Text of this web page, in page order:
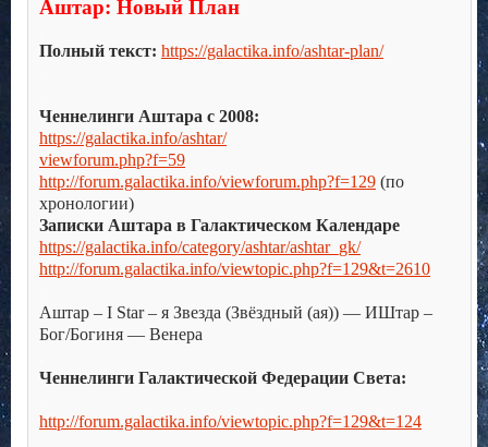
Аштар: Новый План
Полный текст: https://galactika.info/ashtar-plan/
Ченнелинги Аштара с 2008:
https://galactika.info/ashtar/
viewforum.php?f=59
http://forum.galactika.info/viewforum.php?f=129 (по
хронологии)
Записки Аштара в Галактическом Календаре
https://galactika.info/category/ashtar/ashtar_gk/
http://forum.galactika.info/viewtopic.php?f=129&t=2610
Аштар – I Star – я Звезда (Звёздный (ая)) — ИШтар –
Бог/Богиня — Венера
Ченнелинги Галактической Федерации Света:
http://forum.galactika.info/viewtopic.php?f=129&t=124